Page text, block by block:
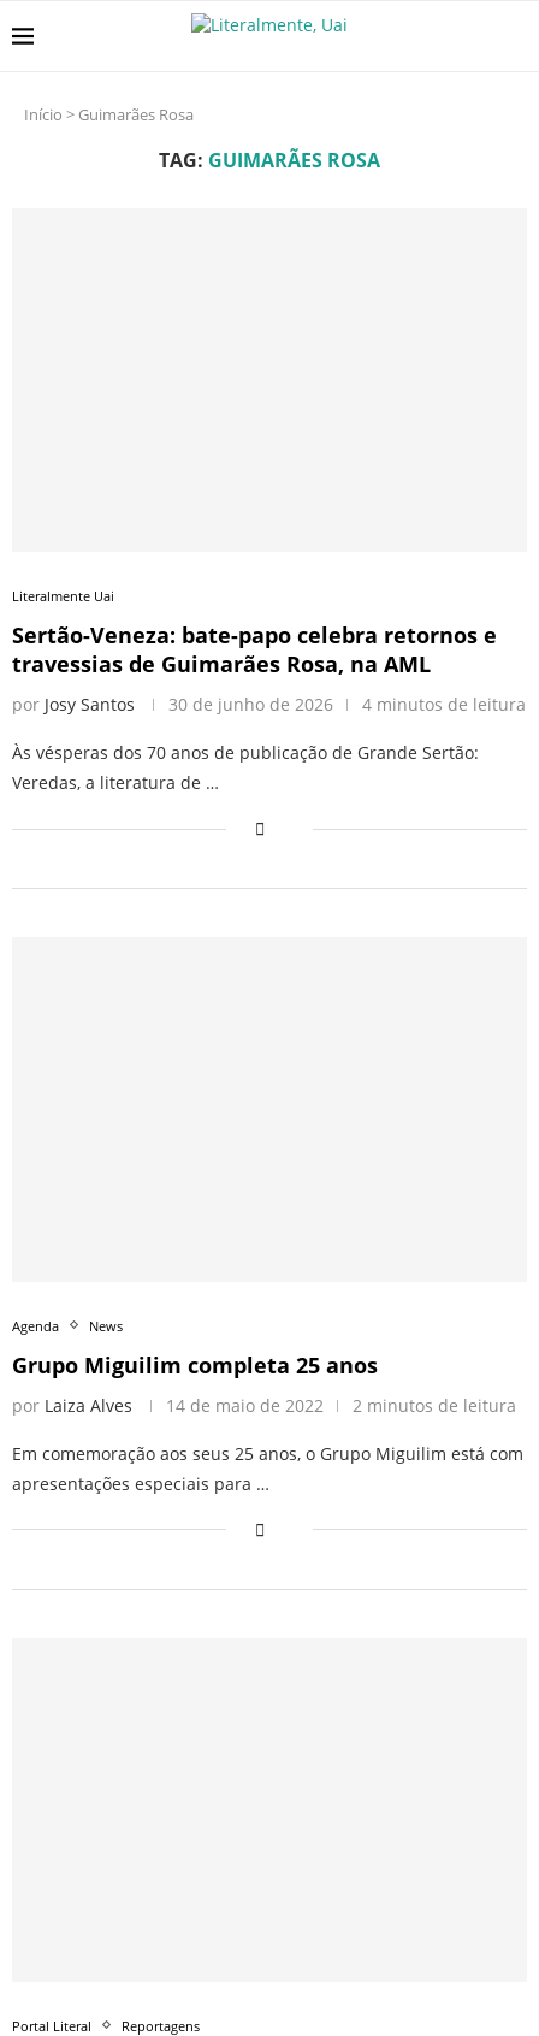
Início > Guimarães Rosa
TAG: GUIMARÃES ROSA
Literalmente Uai
Sertão-Veneza: bate-papo celebra retornos e
travessias de Guimarães Rosa, na AML
por Josy Santos 30 de junho de 2026 4 minutos de leitura
Às vésperas dos 70 anos de publicação de Grande Sertão:
Veredas, a literatura de …
Agenda News
Grupo Miguilim completa 25 anos
por Laiza Alves 14 de maio de 2022 2 minutos de leitura
Em comemoração aos seus 25 anos, o Grupo Miguilim está com
apresentações especiais para …
Portal Literal Reportagens